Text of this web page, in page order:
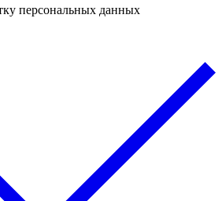
персональных данных